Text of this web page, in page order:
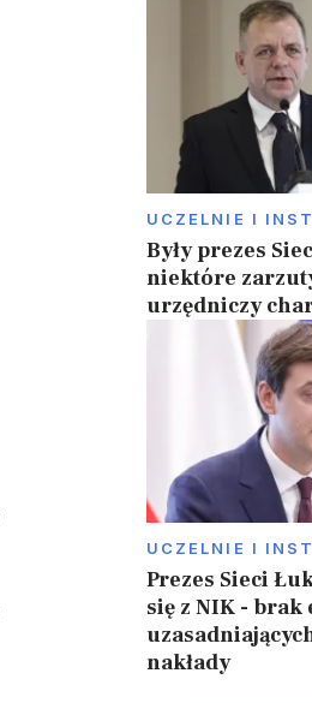
UCZELNIE I
Były prezes
niektóre
urzędniczy
UCZELNIE I
Prezes Sieci
się z NIK - brak
nakłady